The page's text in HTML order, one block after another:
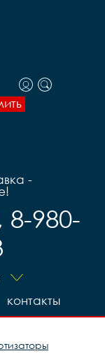
-
8-980-
контакты